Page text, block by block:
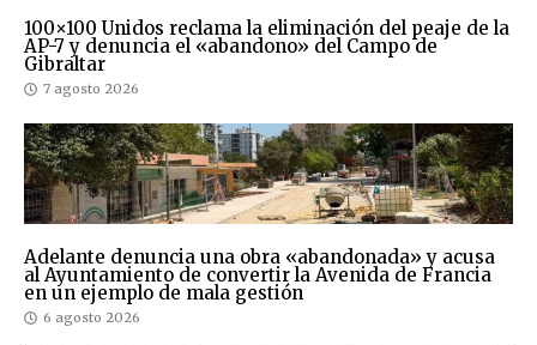
100×100 Unidos reclama la eliminación del peaje de la
AP-7 y denuncia el «abandono» del Campo de
Gibraltar
7 agosto 2026
Adelante denuncia una obra «abandonada» y acusa
al Ayuntamiento de convertir la Avenida de Francia
en un ejemplo de mala gestión
6 agosto 2026